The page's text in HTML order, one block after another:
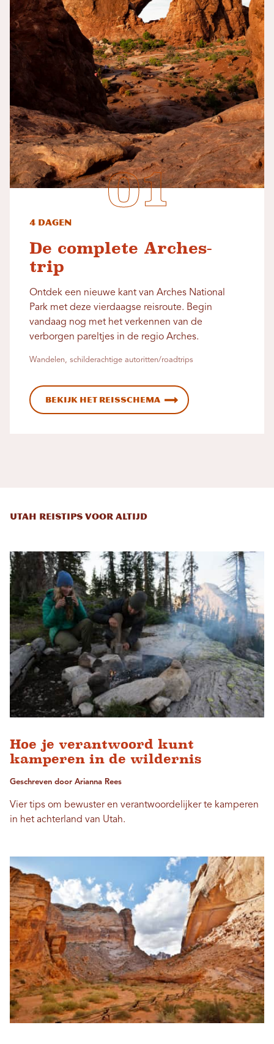
4 dagen
De complete Arches-
trip
Ontdek een nieuwe kant van Arches National
Park met deze vierdaagse reisroute. Begin
vandaag nog met het verkennen van de
verborgen pareltjes in de regio Arches.
Wandelen, schilderachtige autoritten/roadtrips
Bekijk het reisschema
Utah Reistips voor altijd
Hoe je verantwoord kunt
kamperen in de wildernis
Geschreven door Arianna Rees
Vier tips om bewuster en verantwoordelijker te kamperen
in het achterland van Utah.